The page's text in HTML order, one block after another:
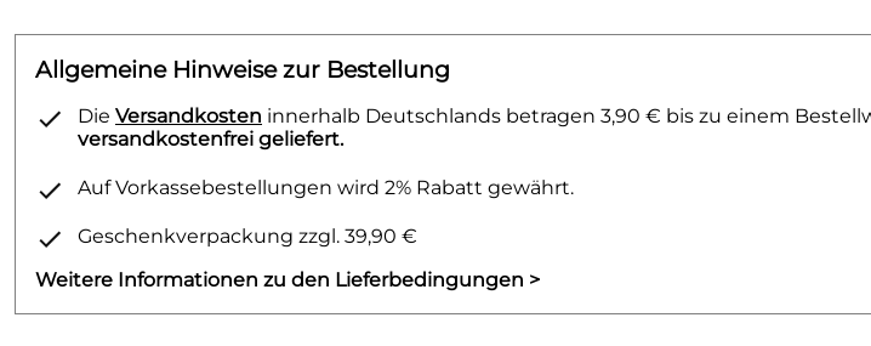
Allgemeine Hinweise zur Bestellung
Die Versandkosten innerhalb Deutschlands betragen 3,90 € bis zu einem
versandkostenfrei geliefert.
Auf Vorkassebestellungen wird 2% Rabatt gewährt.
Geschenkverpackung zzgl. 39,90 €
Weitere Informationen zu den Lieferbedingungen >